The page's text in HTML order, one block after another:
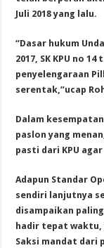
Juli 2018 yang lalu.
“Dasar hukum
2017, SK KPU no
penyelengaraan
serentak,”ucap
Dalam
paslon yang
pasti dari KPU
Adapun Standar
sendiri lanjutnya
disampaikan
hadir tepat waktu,
Saksi mandat dari